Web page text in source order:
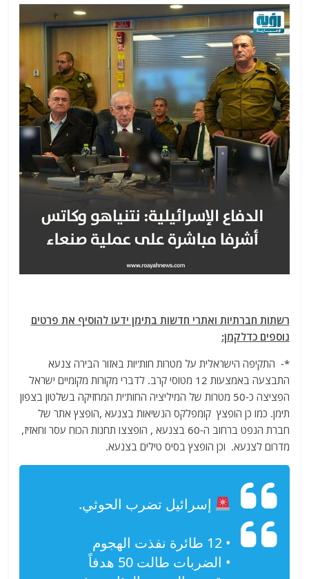
רשתות חברתיות ואתרי חדשות בתימן ידעו להוסיף את פרטים
נוספים כדלקמן:
*- התקיפה הישראלית על מטרות חות'יות באזור הבירה צנעא
התבצעה באמצעות 12 מטוסי קרב. לדברי מקורות מקומיים ישראל
הפציצה כ-50 מטרות של המיליציה החות'ית המחזיקה בשלטון בצפון
תימן. כמו כן הופצץ קומפלקס הנשיאות בצנעא ,הופצץ אתר של
חברת הנפט ברחוב ה-60 בצנעא , הופצצו תחנות הכוח עסר וחאזיז,
מדרום לצנעא. וכן הופצץ בסיס טילים בצנעא.
إسرائيل تضرب الحوثي.
• 12 طائرة نفذت الهجوم
• الضربات طالت 50 هدفاً